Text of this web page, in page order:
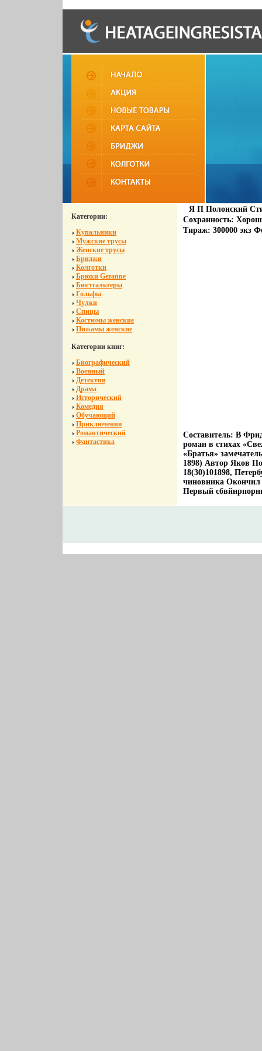
Категории:
Купальники
Мужские трусы
Женские трусы
Бриджи
Колготки
Брюки Gezanne
Бюстгальтеры
Гольфы
Чулки
Спицы
Костюмы женские
Пижамы женские
Категории книг:
Биографический
Военный
Детектив
Драма
Исторический
Комедия
Обучающий
Приключения
Романтический
Фантастика
Я П Полонский
Сохранность:
Тираж: 300000 экз
Составитель: В
роман в стихах
«Братья»
1898) Автор Яков
18(30)101898,
чиновника Окончил
Первый